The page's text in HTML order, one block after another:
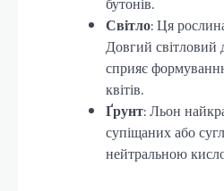
Світло: Ця
Довгий
сприяє
квітів.
Ґрунт: Льон
супіщаних або
нейтральною